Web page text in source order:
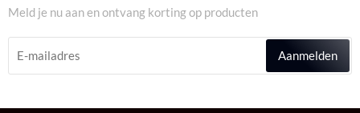
Meld je nu aan en ontvang korting op producten
Aanmelden